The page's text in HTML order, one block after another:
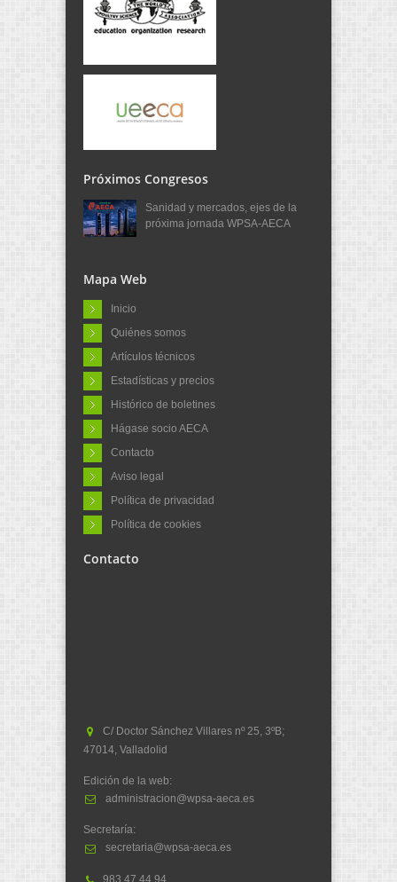
Próximos Congresos
Sanidad y mercados, ejes de la
próxima jornada WPSA-AECA
Mapa Web
Inicio
Quiénes somos
Artículos técnicos
Estadísticas y precios
Histórico de boletines
Hágase socio AECA
Contacto
Aviso legal
Política de privacidad
Política de cookies
Contacto
C/ Doctor Sánchez Villares nº 25, 3ºB;
47014, Valladolid
Edición de la web:
administracion@wpsa-aeca.es
Secretaría:
secretaria@wpsa-aeca.es
983.47.44.94